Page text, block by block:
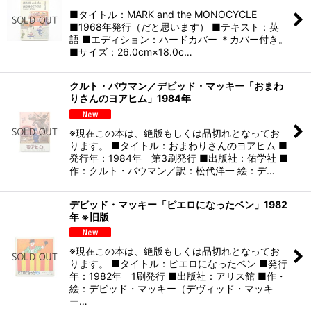
■タイトル：MARK and the MONOCYCLE
■1968年発行（だと思います） ■テキスト：英
語 ■エディション：ハードカバー ＊カバー付き。
■サイズ：26.0cm×18.0c…
クルト・バウマン／デビッド・マッキー「おまわ
りさんのヨアヒム」1984年
※現在この本は、絶版もしくは品切れとなってお
ります。 ■タイトル：おまわりさんのヨアヒム ■
発行年：1984年 第3刷発行 ■出版社：佑学社 ■
作：クルト・バウマン／訳：松代洋一 絵：デ…
デビッド・マッキー「ピエロになったベン」1982
年 ※旧版
※現在この本は、絶版もしくは品切れとなってお
ります。 ■タイトル：ピエロになったベン ■発行
年：1982年 1刷発行 ■出版社：アリス館 ■作・
絵：デビッド・マッキー（デヴィッド・マッキ
ー…